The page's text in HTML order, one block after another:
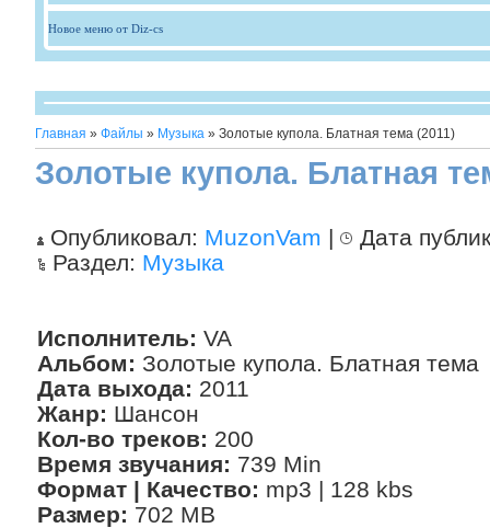
Новое меню от Diz-cs
Главная » Файлы » Музыка » Золотые купола. Блатная тема (2011)
Золотые купола. Блатная
Опубликовал: MuzonVam |
Дата
Раздел: Музыка
Исполнитель: VA
Альбом: Золотые купола. Блатная тема
Дата выхода: 2011
Жанр: Шансон
Кол-во треков: 200
Время звучания: 739 Min
Формат | Качество: mp3 | 128 kbs
Размер: 702 MB